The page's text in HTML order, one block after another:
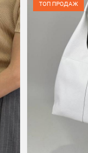
ТОП ПРОДАЖ